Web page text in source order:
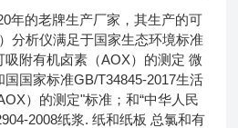
年的老牌生产厂家，其生产的可
分析仪满足于国家生态环境标准
附有机卤素（AOX）的测定 微
国国家标准GB/T34845-2017生活
）的测定"标准；和“中华人民
2008纸浆. 纸和纸板 总氯和有